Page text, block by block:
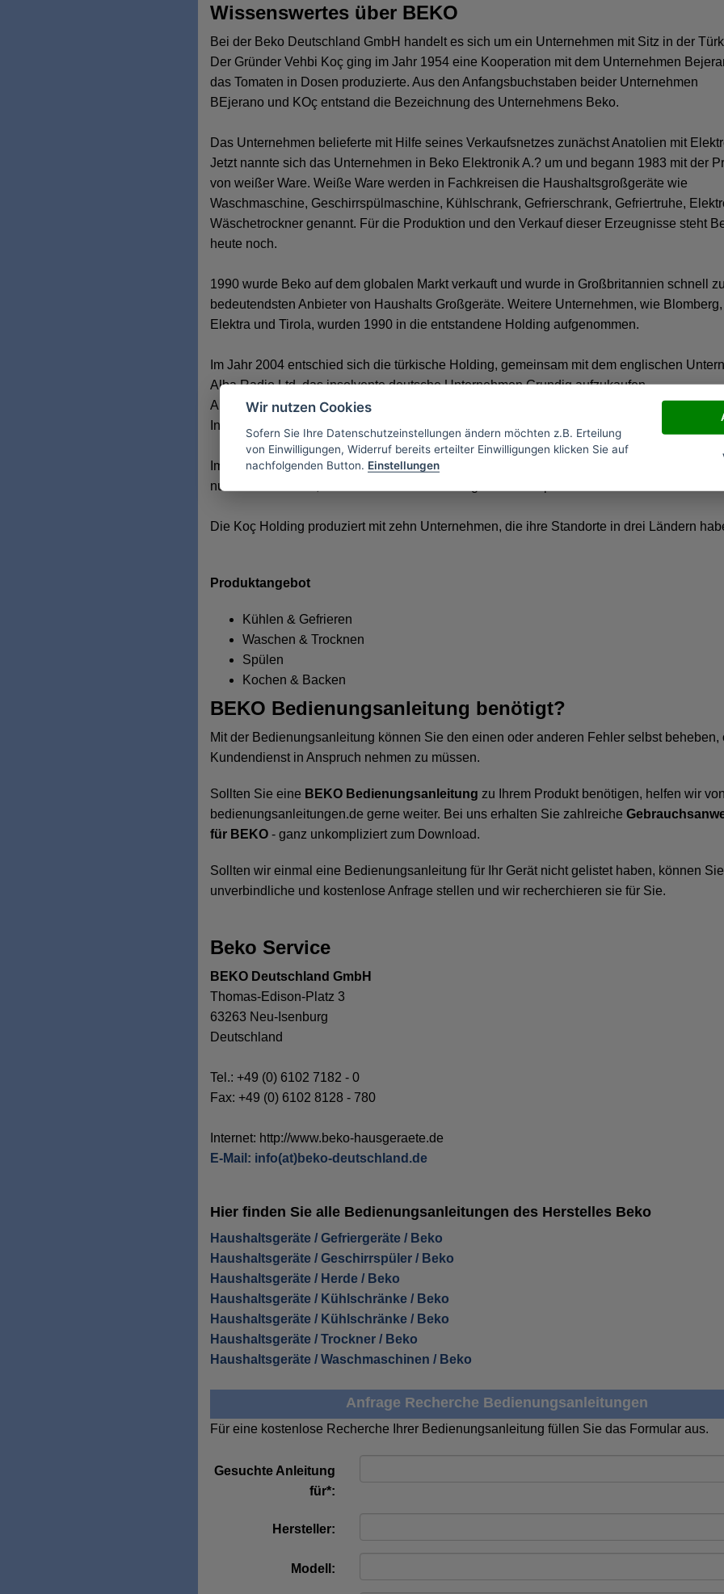
Wissenswertes über BEKO
Bei der Beko Deutschland GmbH handelt es sich um ein Unternehmen mit Sitz in der
Der Gründer Vehbi Koç ging im Jahr 1954 eine Kooperation mit dem Unternehmen
das Tomaten in Dosen produzierte. Aus den Anfangsbuchstaben beider Unternehmen
BEjerano und KOç entstand die Bezeichnung des Unternehmens Beko.
Das Unternehmen belieferte mit Hilfe seines Verkaufsnetzes zunächst Anatolien mit
Jetzt nannte sich das Unternehmen in Beko Elektronik A.? um und begann 1983 mit der
von weißer Ware. Weiße Ware werden in Fachkreisen die Haushaltsgroßgeräte wie
Waschmaschine, Geschirrspülmaschine, Kühlschrank, Gefrierschrank, Gefriertruhe,
Wäschetrockner genannt. Für die Produktion und den Verkauf dieser Erzeugnisse steht
heute noch.
1990 wurde Beko auf dem globalen Markt verkauft und wurde in Großbritannien schnell
bedeutendsten Anbieter von Haushalts Großgeräte. Weitere Unternehmen, wie
Elektra und Tirola, wurden 1990 in die entstandene Holding aufgenommen.
Im Jahr 2004 entschied sich die türkische Holding, gemeinsam mit dem englischen
Alba Radio Ltd, das insolvente deutsche Unternehmen Grundig aufzukaufen.
Als Beko 2007 die Anteile der Alba Radio Ltd übernommen hatte, entstand aus der
Intermedia GmbH eine hundertprozentige Tochter der Koç Holding.
Im April 2008 wurde aus der Beko Elektronik A.? die Grundig Elektronik A?. Jetzt wird bei
nur "Weiße Ware ", sondern auch Unterhaltungselektronik produziert und vertrieben.
Die Koç Holding produziert mit zehn Unternehmen, die ihre Standorte in drei Ländern
Produktangebot
Kühlen & Gefrieren
Waschen & Trocknen
Spülen
Kochen & Backen
BEKO Bedienungsanleitung benötigt?
Mit der Bedienungsanleitung können Sie den einen oder anderen Fehler selbst beheben,
Kundendienst in Anspruch nehmen zu müssen.
Sollten Sie eine BEKO Bedienungsanleitung zu Ihrem Produkt benötigen, helfen wir
bedienungsanleitungen.de gerne weiter. Bei uns erhalten Sie zahlreiche
für BEKO - ganz unkompliziert zum Download.
Sollten wir einmal eine Bedienungsanleitung für Ihr Gerät nicht gelistet haben, können
unverbindliche und kostenlose Anfrage stellen und wir recherchieren sie für Sie.
Beko Service
BEKO Deutschland GmbH
Thomas-Edison-Platz 3
63263 Neu-Isenburg
Deutschland
Tel.: +49 (0) 6102 7182 - 0
Fax: +49 (0) 6102 8128 - 780
Internet: http://www.beko-hausgeraete.de
E-Mail: info(at)beko-deutschland.de
Hier finden Sie alle Bedienungsanleitungen des Herstelles Beko
Haushaltsgeräte / Gefriergeräte / Beko
Haushaltsgeräte / Geschirrspüler / Beko
Haushaltsgeräte / Herde / Beko
Haushaltsgeräte / Kühlschränke / Beko
Haushaltsgeräte / Kühlschränke / Beko
Haushaltsgeräte / Trockner / Beko
Haushaltsgeräte / Waschmaschinen / Beko
Anfrage Recherche Bedienungsanleitungen
Für eine kostenlose Recherche Ihrer Bedienungsanleitung füllen Sie das Formular aus.
Gesuchte Anleitung
für*:
Hersteller:
Modell:
Wir nutzen Cookies
Sofern Sie Ihre Datenschutzeinstellungen ändern möchten z.B. Erteilung
von Einwilligungen, Widerruf bereits erteilter Einwilligungen klicken Sie auf
nachfolgenden Button. Einstellungen